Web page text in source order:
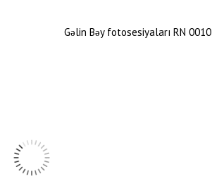
Gəlin Bəy fotosesiyaları RN 0010